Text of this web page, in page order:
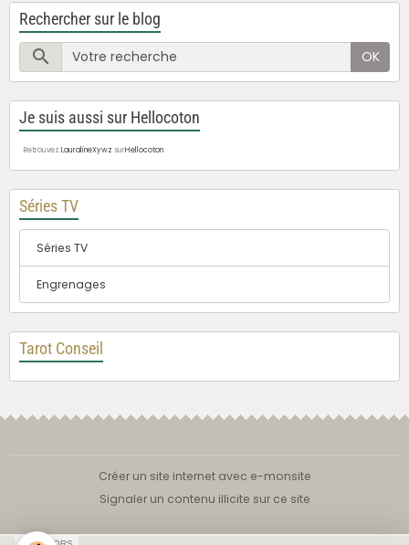
Rechercher sur le blog
OK
Je suis aussi sur Hellocoton
Retrouvez LauralineXywz surHellocoton
Séries TV
Séries TV
Engrenages
Tarot Conseil
Créer un site internet avec e-monsite
Signaler un contenu illicite sur ce site